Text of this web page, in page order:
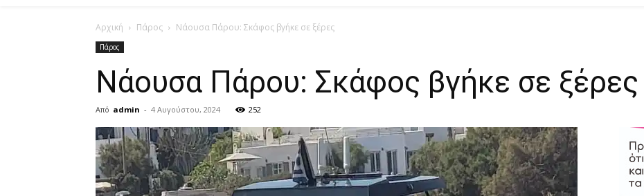
Αρχική Πάρος Νάουσα Πάρου: Σκάφος βγήκε σε ξέρες
Πάρος
Νάουσα Πάρου: Σκάφος βγήκε σε ξέρες
Από admin - 4 Αυγούστου, 2024 252